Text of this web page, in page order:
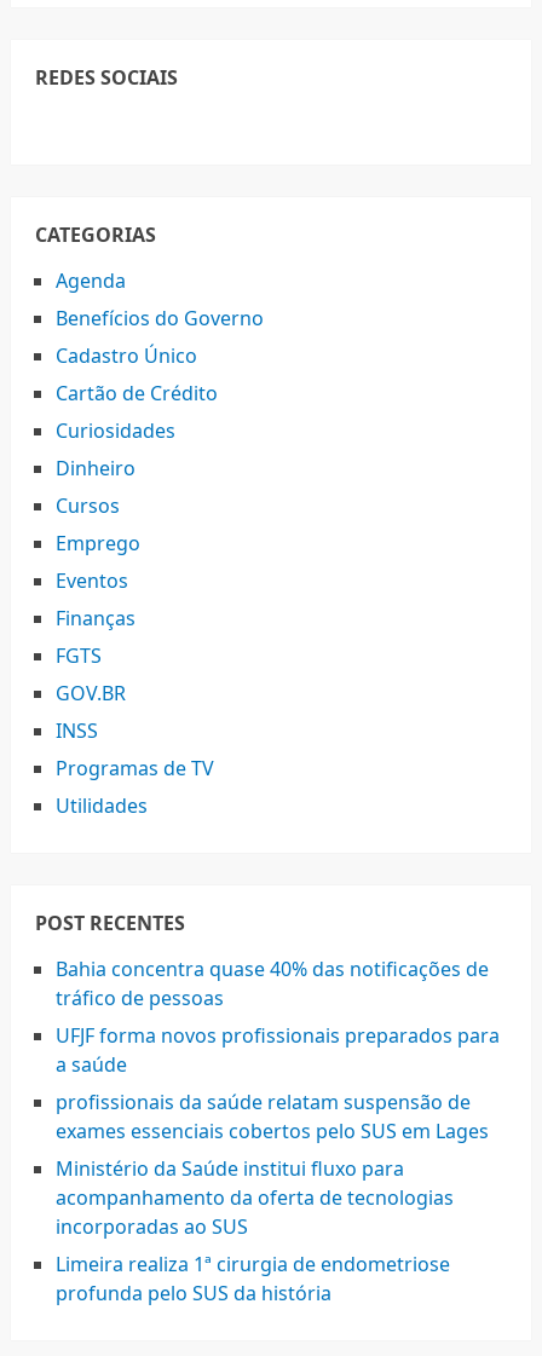
REDES SOCIAIS
CATEGORIAS
Agenda
Benefícios do Governo
Cadastro Único
Cartão de Crédito
Curiosidades
Dinheiro
Cursos
Emprego
Eventos
Finanças
FGTS
GOV.BR
INSS
Programas de TV
Utilidades
POST RECENTES
Bahia concentra quase 40% das notificações de
tráfico de pessoas
UFJF forma novos profissionais preparados para
a saúde
profissionais da saúde relatam suspensão de
exames essenciais cobertos pelo SUS em Lages
Ministério da Saúde institui fluxo para
acompanhamento da oferta de tecnologias
incorporadas ao SUS
Limeira realiza 1ª cirurgia de endometriose
profunda pelo SUS da história